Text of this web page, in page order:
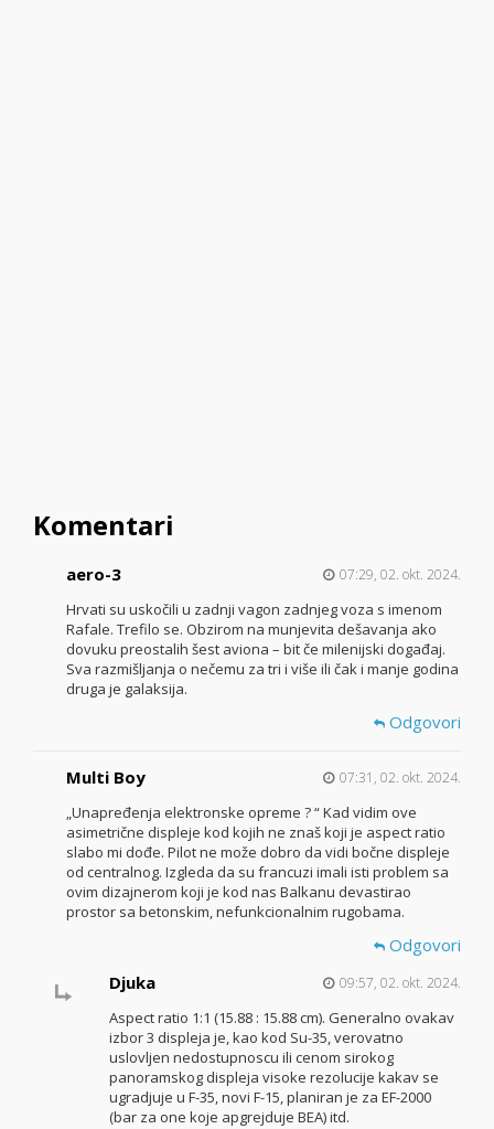
Komentari
aero-3 07:29, 02. okt. 2024.
Hrvati su uskočili u zadnji vagon zadnjeg voza s imenom
Rafale. Trefilo se. Obzirom na munjevita dešavanja ako
dovuku preostalih šest aviona – bit če milenijski događaj.
Sva razmišljanja o nečemu za tri i više ili čak i manje godina
druga je galaksija.
Odgovori
Multi Boy 07:31, 02. okt. 2024.
„Unapređenja elektronske opreme ? “ Kad vidim ove
asimetrične displeje kod kojih ne znaš koji je aspect ratio
slabo mi dođe. Pilot ne može dobro da vidi bočne displeje
od centralnog. Izgleda da su francuzi imali isti problem sa
ovim dizajnerom koji je kod nas Balkanu devastirao
prostor sa betonskim, nefunkcionalnim rugobama.
Odgovori
Djuka
09:57, 02. okt. 2024.
Aspect ratio 1:1 (15.88 : 15.88 cm). Generalno ovakav
izbor 3 displeja je, kao kod Su-35, verovatno
uslovljen nedostupnoscu ili cenom sirokog
panoramskog displeja visoke rezolucije kakav se
ugradjuje u F-35, novi F-15, planiran je za EF-2000
(bar za one koje apgrejduje BEA) itd.